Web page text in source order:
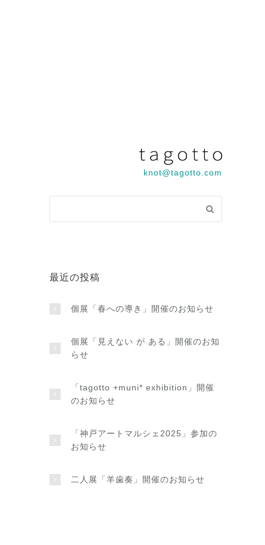
knot@tagotto.com

最近の投稿
個展「春への導き」開催のお知らせ
個展「見えない が ある」開催のお知
らせ
「tagotto +muni* exhibition」開催
のお知らせ
「神戸アートマルシェ2025」参加の
お知らせ
二人展「羊歯奏」開催のお知らせ